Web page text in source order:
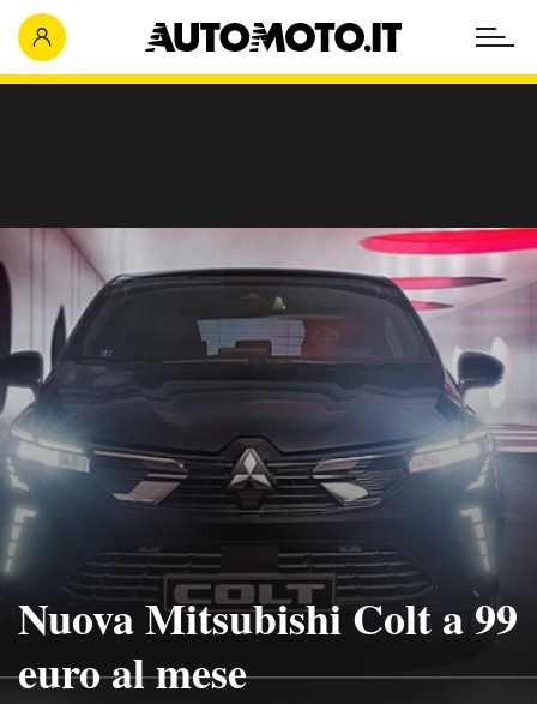
Nuova Mitsubishi Colt a 99
euro al mese